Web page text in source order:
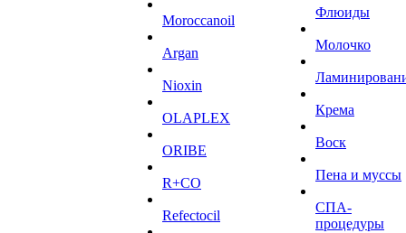
Moroccanoil
Argan
Niохin
OLAPLEX
ORIBE
R+CO
Refectocil
Флюиды
Молочко
Крема
Воск
Пена и муссы
СПА-
процедуры